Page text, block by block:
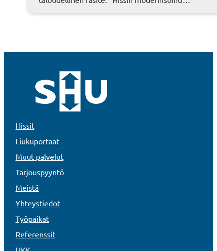
Hissit
Liukuportaat
Muut palvelut
Tarjouspyyntö
Meistä
Yhteystiedot
Työpaikat
Referenssit